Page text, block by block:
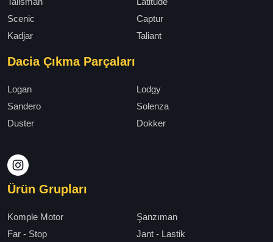
Scenic
Captur
Kadjar
Taliant
Dacia Çıkma Parçaları
Logan
Lodgy
Sandero
Solenza
Duster
Dokker
Ürün Grupları
Komple Motor
Şanzıman
Far - Stop
Jant - Lastik